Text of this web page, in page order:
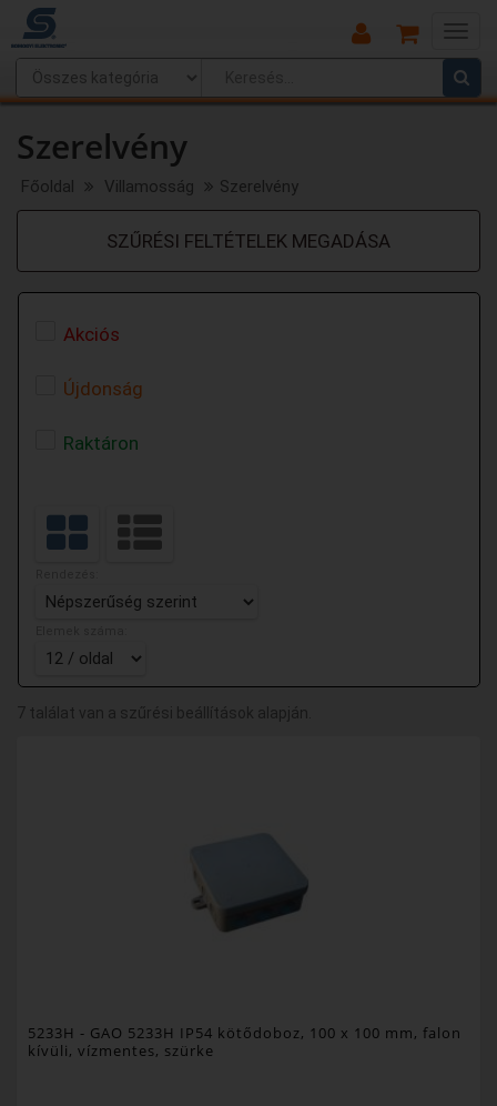
Main
Menu
Szerelvény
Főoldal Villamosság Szerelvény
SZŰRÉSI FELTÉTELEK MEGADÁSA
Akciós
Újdonság
Raktáron
7 találat van a szűrési beállítások alapján.
5233H - GAO 5233H IP54 kötődoboz, 100 x 100 mm, falon
kívüli, vízmentes, szürke